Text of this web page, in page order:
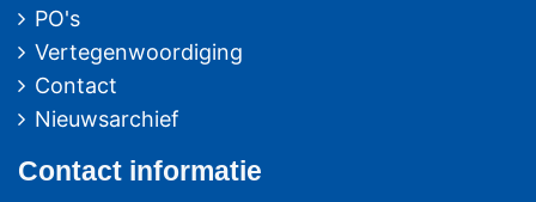
PO's
Vertegenwoordiging
Contact
Nieuwsarchief
Contact informatie